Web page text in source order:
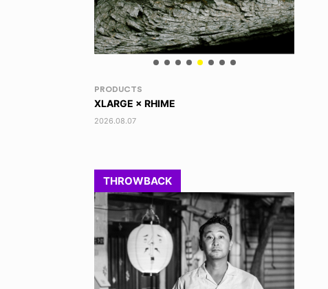
VOICE OF FREEDOM
TONY ALVA (ENGLISH)
2026.08.07
THROWBACK